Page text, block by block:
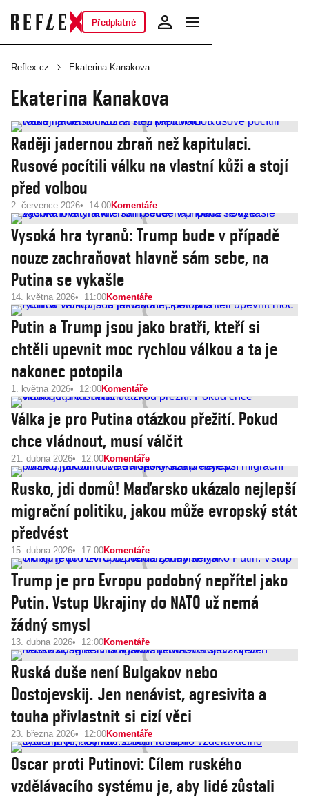
Předplatné
Reflex.cz Ekaterina Kanakova
Ekaterina Kanakova
Raději jadernou zbraň než kapitulaci.
Rusové pocítili válku na vlastní kůži a stojí
před volbou
2. července 2026 14:00Komentáře
Vysoká hra tyranů: Trump bude v případě
nouze zachraňovat hlavně sám sebe, na
Putina se vykašle
14. května 2026 11:00Komentáře
Putin a Trump jsou jako bratři, kteří si
chtěli upevnit moc rychlou válkou a ta je
nakonec potopila
1. května 2026 12:00Komentáře
Válka je pro Putina otázkou přežití. Pokud
chce vládnout, musí válčit
21. dubna 2026 12:00Komentáře
Rusko, jdi domů! Maďarsko ukázalo nejlepší
migrační politiku, jakou může evropský stát
předvést
15. dubna 2026 17:00Komentáře
Trump je pro Evropu podobný nepřítel jako
Putin. Vstup Ukrajiny do NATO už nemá
žádný smysl
13. dubna 2026 12:00Komentáře
Ruská duše není Bulgakov nebo
Dostojevskij. Jen nenávist, agresivita a
touha přivlastnit si cizí věci
23. března 2026 12:00Komentáře
Oscar proti Putinovi: Cílem ruského
vzdělávacího systému je, aby lidé zůstali